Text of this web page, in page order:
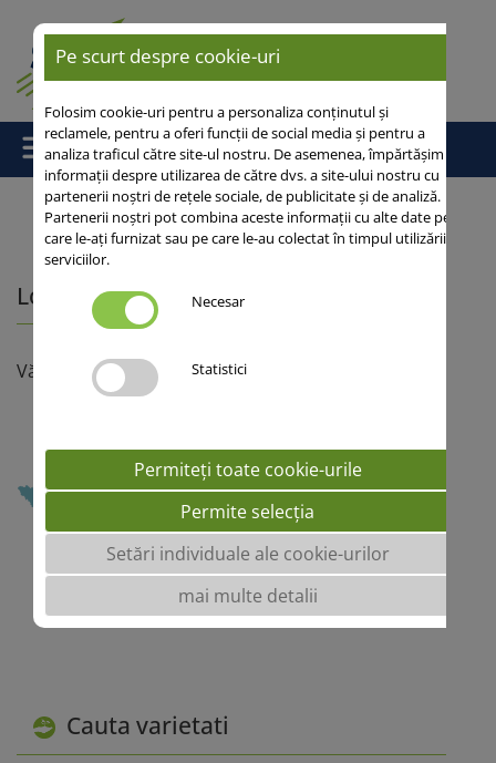
Acasă/Contacte/ Localizarea reprezentantilor
Cauta varietati
Localizarea reprezentantilor
Vă rugăm selectaţi zona dumneavoastră
Pe scurt despre cookie-uri
Folosim cookie-uri pentru a personaliza conținutul și
reclamele, pentru a oferi funcții de social media și pentru a
analiza traficul către site-ul nostru. De asemenea, împărtășim
informații despre utilizarea de către dvs. a site-ului nostru cu
partenerii noștri de rețele sociale, de publicitate și de analiză.
Partenerii noștri pot combina aceste informații cu alte date pe
care le-ați furnizat sau pe care le-au colectat în timpul utilizării
serviciilor.
Necesar
Statistici
Permiteți toate cookie-urile
Permite selecția
Setări individuale ale cookie-urilor
mai multe detalii